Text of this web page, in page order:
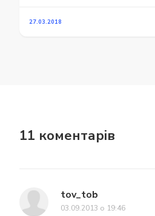
27.03.2018
11 коментарів
tov_tob
03.09.2013 о 19:46